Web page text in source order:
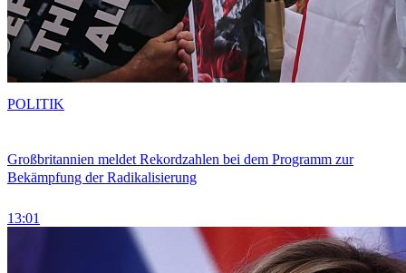
Großbritannien meldet Rekordzahlen bei dem Programm zur
Bekämpfung der Radikalisierung
13:01
POLITIK